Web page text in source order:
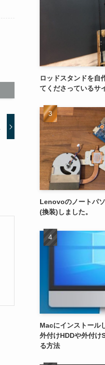
ロッドスタンドを自
てくださっているサ
Lenovoのノートパ
(換装)しました。
Macにインストール
外付けHDDや外付け
る方法